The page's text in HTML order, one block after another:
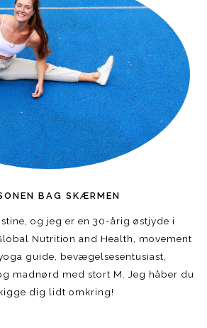
BAG SKÆRMEN
og jeg er en 30-årig østjyde i
Nutrition and Health, movement
guide, bevægelsesentusiast,
madnørd med stort M. Jeg håber du
dig lidt omkring!